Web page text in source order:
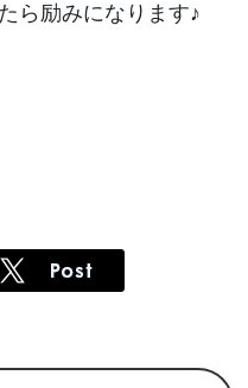
ら励みになります♪